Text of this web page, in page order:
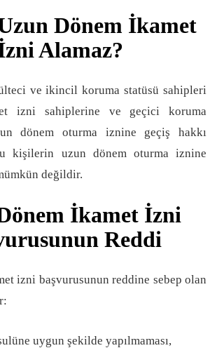
Dönem İkamet
Alamaz?
ve ikincil koruma statüsü sahipleri
izni sahiplerine ve geçici koruma
dönem oturma iznine geçiş hakkı
kişilerin uzun dönem oturma iznine
değildir.
İkamet İzni
Reddi
izni başvurusunun reddine sebep olan
uygun şekilde yapılmaması,